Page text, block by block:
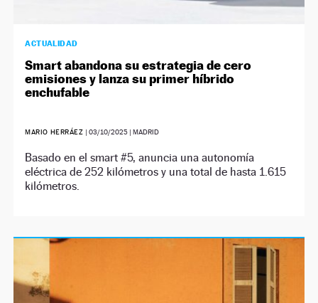
ACTUALIDAD
Smart abandona su estrategia de cero
emisiones y lanza su primer híbrido
enchufable
MARIO HERRÁEZ |03/10/2025 | MADRID
Basado en el smart #5, anuncia una autonomía
eléctrica de 252 kilómetros y una total de hasta 1.615
kilómetros.